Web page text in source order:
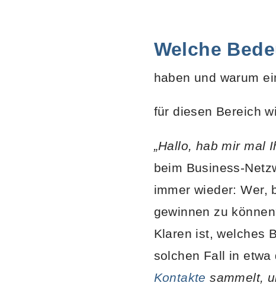
Welche
haben und warum
für diesen Bereich
„Hallo, hab mir mal
beim Business-
immer wieder: Wer,
gewinnen zu
Klaren ist, welches
solchen Fall in etwa
Kontakte sammelt,